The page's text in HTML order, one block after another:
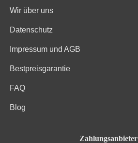
Wir über uns
Datenschutz
Impressum und AGB
Bestpreisgarantie
FAQ
Blog
Zahlungsanbieter